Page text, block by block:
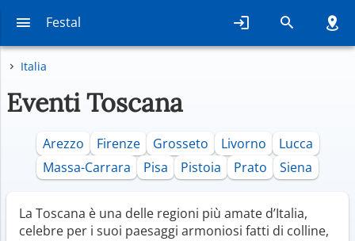
Festal
Italia
Eventi Toscana
Arezzo Firenze Grosseto Livorno
Lucca
Massa-Carrara
Pisa Pistoia Prato Siena
La Toscana è una delle regioni più amate d’Italia,
celebre per i suoi paesaggi armoniosi fatti di colline,